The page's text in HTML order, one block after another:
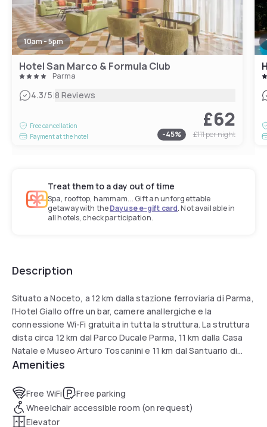
10am - 5pm
Hotel San Marco & Formula Club
Parma
4.3/5|8 Reviews
Free cancellation
Payment at the hotel
£62
-45% £111per night
Treat them to a day out of time
Spa, rooftop, hammam... Gift an unforgettable
getaway with theDayuse e-gift card. Not available in
all hotels, check participation.
Description
Situato a Noceto, a 12 km dalla stazione ferroviaria di Parma,
l'Hotel Giallo offre un bar, camere anallergiche e la
connessione Wi-Fi gratuita in tutta la struttura. La struttura
dista circa 12 km dal Parco Ducale Parma, 11 km dalla Casa
Natale e Museo Arturo Toscanini e 11 km dal Santuario di
Santa Maria della Steccata. La struttura è non fumatori e si
Troverete una scrivania in ogni alloggio. Tutte le camere
dell’hotel sono climatizzate e presentano un bagno privato
Amenities
Free WiFi
Free parking
Wheelchair accessible room (on request)
Elevator